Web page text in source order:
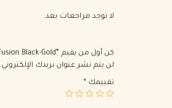
لا توجد مراجعات بعد.
كن أول من يقيم “HUBLOT Classic Fusion Black-Gold”
لن يتم نشر عنوان بريدك الإلكتروني.
تقييمك *